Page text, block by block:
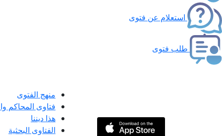
استعلام عن فتوى
طلب فتوى
منهج الفتوى
فتاوى المحاكم
هذا ديننا
الفتاوى البحثية